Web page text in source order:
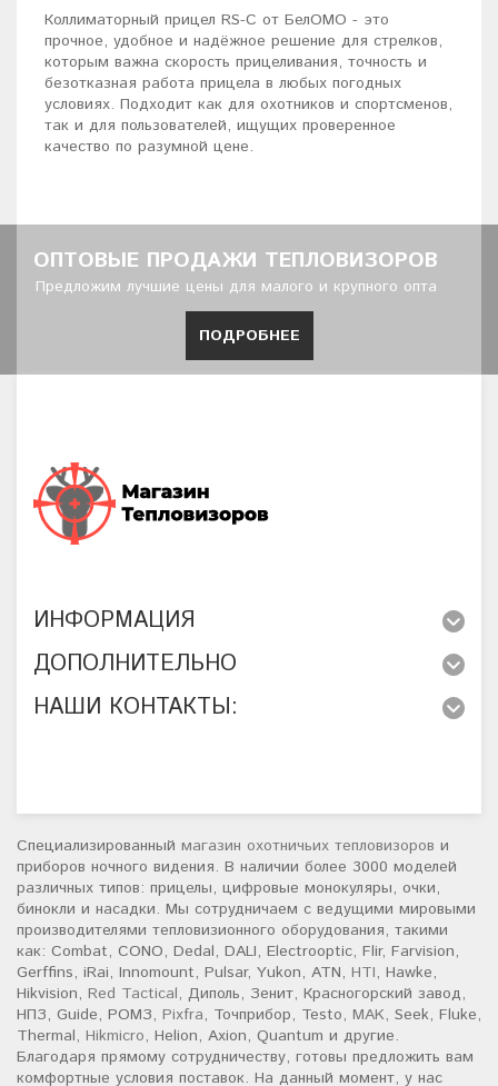
Коллиматорный прицел RS-C от БелОМО - это
прочное, удобное и надёжное решение для стрелков,
которым важна скорость прицеливания, точность и
безотказная работа прицела в любых погодных
условиях. Подходит как для охотников и спортсменов,
так и для пользователей, ищущих проверенное
качество по разумной цене.
ОПТОВЫЕ ПРОДАЖИ ТЕПЛОВИЗОРОВ
Предложим лучшие цены для малого и крупного опта
ПОДРОБНЕЕ
ИНФОРМАЦИЯ
ДОПОЛНИТЕЛЬНО
НАШИ КОНТАКТЫ:
Специализированный магазин охотничьих тепловизоров и
приборов ночного видения. В наличии более 3000 моделей
различных типов: прицелы, цифровые монокуляры, очки,
бинокли и насадки. Мы сотрудничаем с ведущими мировыми
производителями тепловизионного оборудования, такими
как: Combat, CONO, Dedal, DALI, Electrooptic, Flir, Farvision,
Gerffins, iRai, Innomount, Pulsar, Yukon, ATN, HTI, Hawke,
Hikvision, Red Tactical, Диполь, Зенит, Красногорский завод,
НПЗ, Guide, РОМЗ, Pixfra, Точприбор, Testo, MAK, Seek, Fluke,
Thermal, Hikmicro, Helion, Axion, Quantum и другие.
Благодаря прямому сотрудничеству, готовы предложить вам
комфортные условия поставок. На данный момент, у нас